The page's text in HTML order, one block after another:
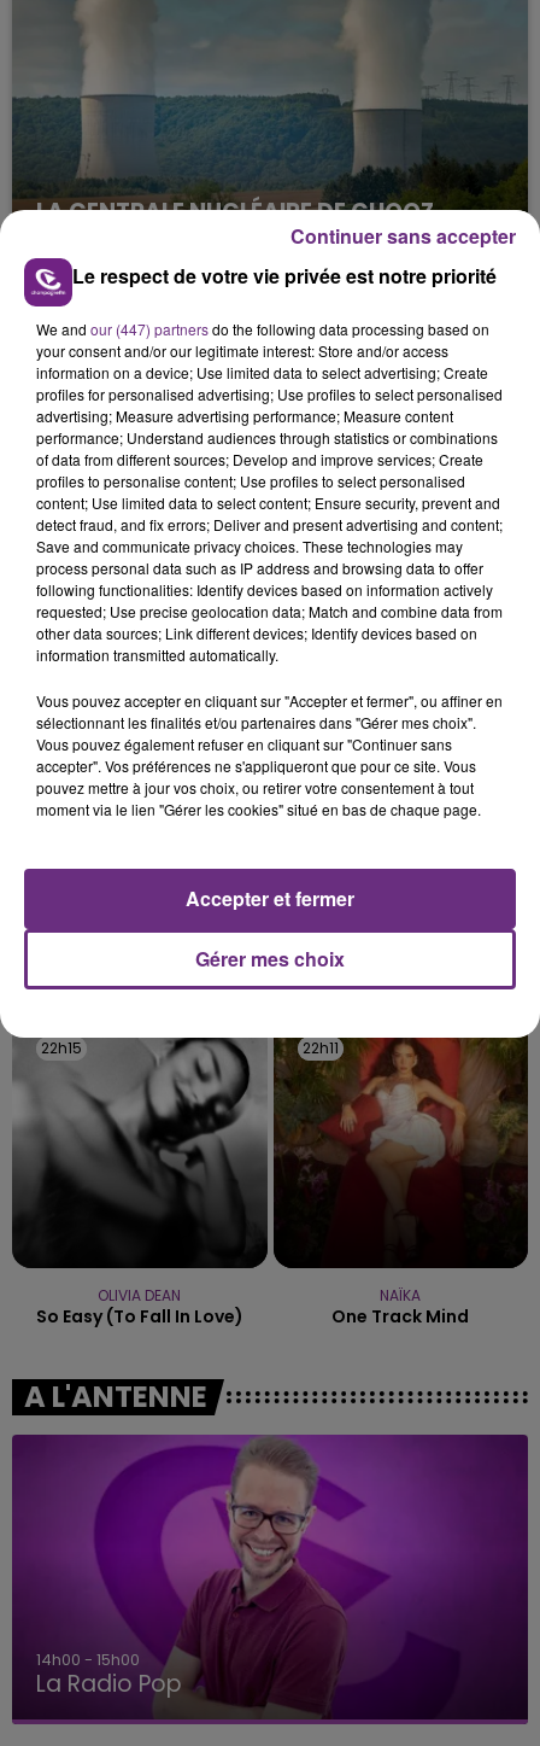
LA CENTRALE NUCLÉAIRE DE CHOOZ
Cela fait déjà une semaine que la centrale
nucléaire ardennaise est à l'arrêt. Une situation
justifiée par la sécheresse intense qui est toujours
présente.
LE MAGASIN JOUÉCLUB DE REIMS FERME
SES PORTES
C'était l'une des institutions du centre-ville
rémois. Le magasin JouéClub est contraint de
fermer ses portes.
TITRES DIFFUSÉS
22h20
22h20
ALANIS MORISSETTE
Ironic
22h18
22h18
Le Petit Pecheur
22h15
22h15
OLIVIA DEAN
So Easy (to Fall In Love)
22h11
22h11
NAÏKA
One Track Mind
A L'ANTENNE
14h00 - 15h00
La Radio Pop
Le respect de votre vie privée est notre priorité
We and our (447) partnersdo the following data processing based on
your consent and/or our legitimate interest: Store and/or access
information on a device; Use limited data to select advertising; Create
profiles for personalised advertising; Use profiles to select personalised
advertising; Measure advertising performance; Measure content
performance; Understand audiences through statistics or combinations
of data from different sources; Develop and improve services; Create
profiles to personalise content; Use profiles to select personalised
content; Use limited data to select content; Ensure security, prevent and
detect fraud, and fix errors; Deliver and present advertising and content;
Save and communicate privacy choices. These technologies may
process personal data such as IP address and browsing data to offer
following functionalities: Identify devices based on information actively
requested; Use precise geolocation data; Match and combine data from
other data sources; Link different devices; Identify devices based on
information transmitted automatically.
Vous pouvez accepter en cliquant sur "Accepter et fermer", ou affiner en
sélectionnant les finalités et/ou partenaires dans "Gérer mes choix".
Vous pouvez également refuser en cliquant sur "Continuer sans
accepter". Vos préférences ne s'appliqueront que pour ce site. Vous
pouvez mettre à jour vos choix, ou retirer votre consentement à tout
moment via le lien "Gérer les cookies" situé en bas de chaque page.
Gérer mes choix
Accepter et fermer
Continuer sans accepter